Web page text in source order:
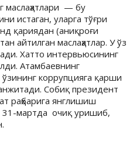
маслаҳатлари — бу
истаган, уларга тўғри
қариядан (аниқроғи
айтилган маслаҳатлар. У ўз
Хатто интервьюсининг
Атамбаевнинг
коррупцияга қарши
Собиқ президент
раҳбарига янглишиш
31-мартда очиқ уришиб,